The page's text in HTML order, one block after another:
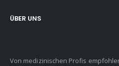
ÜBER UNS
Von medizinischen Profis